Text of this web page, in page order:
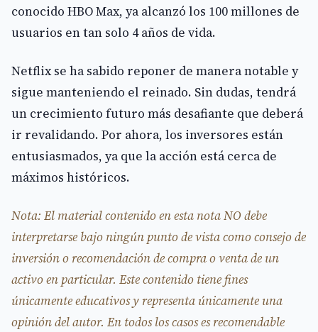
conocido HBO Max, ya alcanzó los 100 millones de
usuarios en tan solo 4 años de vida.
Netflix se ha sabido reponer de manera notable y
sigue manteniendo el reinado. Sin dudas, tendrá
un crecimiento futuro más desafiante que deberá
ir revalidando. Por ahora, los inversores están
entusiasmados, ya que la acción está cerca de
máximos históricos.
Nota: El material contenido en esta nota NO debe
interpretarse bajo ningún punto de vista como consejo de
inversión o recomendación de compra o venta de un
activo en particular. Este contenido tiene fines
únicamente educativos y representa únicamente una
opinión del autor. En todos los casos es recomendable